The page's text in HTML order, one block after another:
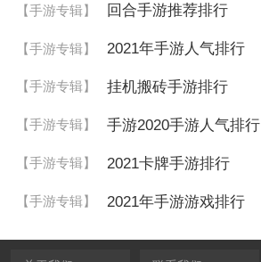
【手游专辑】 回合手游推荐排行
【手游专辑】 2021年手游人气排行
【手游专辑】 挂机搬砖手游排行
【手游专辑】 手游2020手游人气排行
【手游专辑】 2021卡牌手游排行
【手游专辑】 2021年手游游戏排行